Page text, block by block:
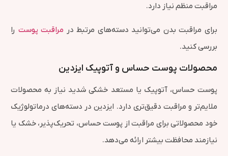
مراقبت منظم نیاز دارد.
برای مراقبت بدن می‌توانید دسته‌های مرتبط در مراقبت پوست را
بررسی کنید.
محصولات پوست حساس و آتوپیک ایزدین
پوست حساس، آتوپیک یا مستعد خشکی شدید نیاز به محصولات
ملایم‌تر و مراقبت دقیق‌تری دارد. ایزدین در دسته‌های درماتولوژیک
خود محصولاتی برای مراقبت از پوست حساس، تحریک‌پذیر، خشک یا
نیازمند محافظت بیشتر ارائه می‌دهد.